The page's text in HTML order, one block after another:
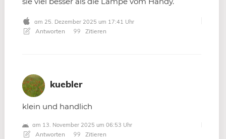
am 25. Dezember 2025 um 17:41 Uhr
Antworten Zitieren
kuebler
klein und handlich
am 13. November 2025 um 06:53 Uhr
Antworten Zitieren